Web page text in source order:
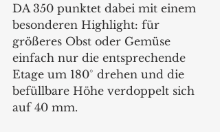
DA 350 punktet dabei mit einem
besonderen Highlight: für
größeres Obst oder Gemüse
einfach nur die entsprechende
Etage um 180° drehen und die
befüllbare Höhe verdoppelt sich
auf 40 mm.